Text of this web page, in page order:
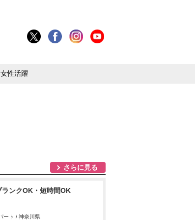
女性活躍
さらに見る
ランクOK・短時間OK
ート / 神奈川県